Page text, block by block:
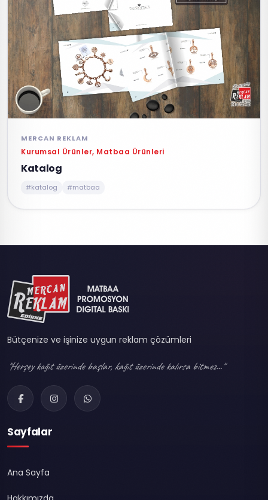
MERCAN REKLAM
Kurumsal Ürünler, Matbaa Ürünleri
Katalog
#katalog #matbaa
Bütçenize ve işinize uygun reklam çözümleri
"Herşey kağıt üzerinde başlar, kağıt üzerinde kalırsa bitmez..."
Sayfalar
Ana Sayfa